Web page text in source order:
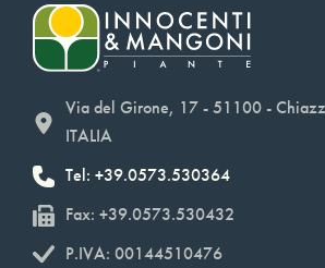
Via del Girone, 17 - 51100 -
ITALIA
Tel: +39.0573.530364
Fax: +39.0573.530432
P.IVA: 00144510476